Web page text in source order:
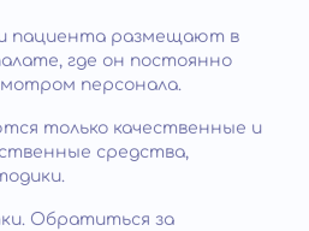
пациента размещают в
где он постоянно
персонала.
только качественные и
средства,
Обратиться за